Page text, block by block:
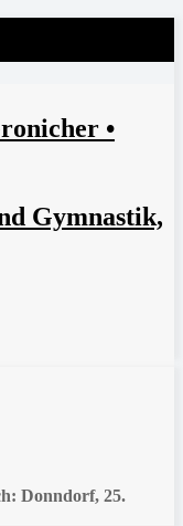
•
Gymnastik,
Donndorf, 25.